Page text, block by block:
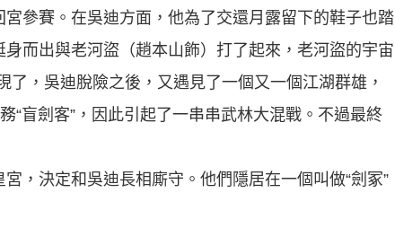
參賽。在吳迪方面，他為了交還月露留下的鞋子也踏
而出與老河盜（趙本山飾）打了起來，老河盜的宇宙
了，吳迪脫險之後，又遇見了一個又一個江湖群雄，
“盲劍客”，因此引起了一串串武林大混戰。不過最終
，決定和吳迪長相廝守。他們隱居在一個叫做“劍冢”